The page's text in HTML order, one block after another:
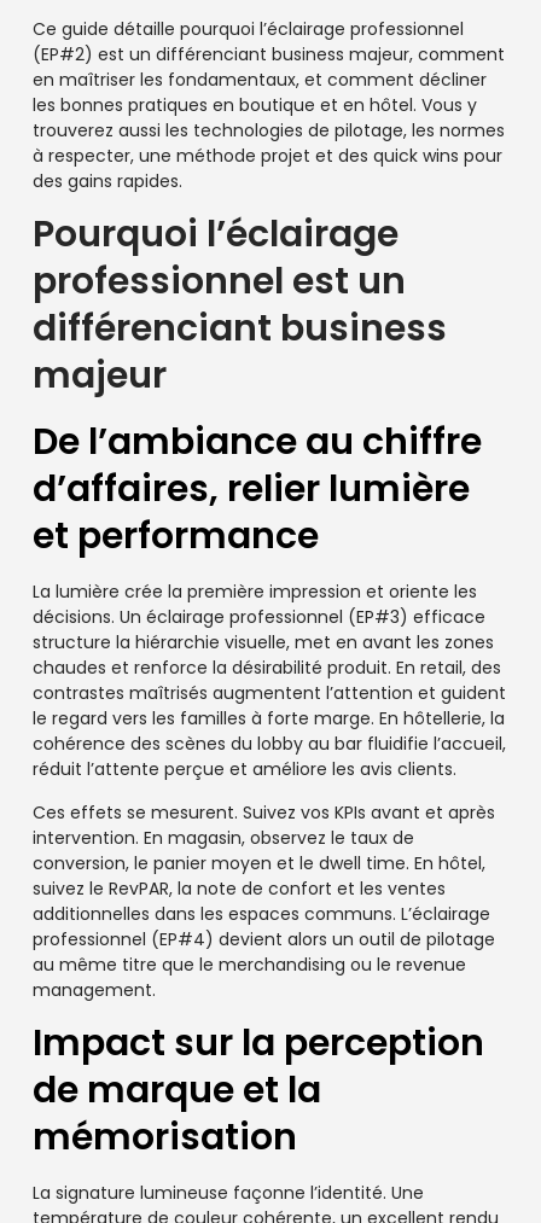
Ce guide détaille pourquoi l’éclairage professionnel
(EP#2) est un différenciant business majeur, comment
en maîtriser les fondamentaux, et comment décliner
les bonnes pratiques en boutique et en hôtel. Vous y
trouverez aussi les technologies de pilotage, les normes
à respecter, une méthode projet et des quick wins pour
des gains rapides.
Pourquoi l’éclairage
professionnel est un
différenciant business
majeur
De l’ambiance au chiffre
d’affaires, relier lumière
et performance
La lumière crée la première impression et oriente les
décisions. Un éclairage professionnel (EP#3) efficace
structure la hiérarchie visuelle, met en avant les zones
chaudes et renforce la désirabilité produit. En retail, des
contrastes maîtrisés augmentent l’attention et guident
le regard vers les familles à forte marge. En hôtellerie, la
cohérence des scènes du lobby au bar fluidifie l’accueil,
réduit l’attente perçue et améliore les avis clients.
Ces effets se mesurent. Suivez vos KPIs avant et après
intervention. En magasin, observez le taux de
conversion, le panier moyen et le dwell time. En hôtel,
suivez le RevPAR, la note de confort et les ventes
additionnelles dans les espaces communs. L’éclairage
professionnel (EP#4) devient alors un outil de pilotage
au même titre que le merchandising ou le revenue
management.
Impact sur la perception
de marque et la
mémorisation
La signature lumineuse façonne l’identité. Une